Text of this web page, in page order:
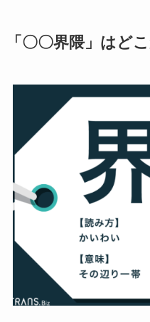
「〇〇界隈」はど